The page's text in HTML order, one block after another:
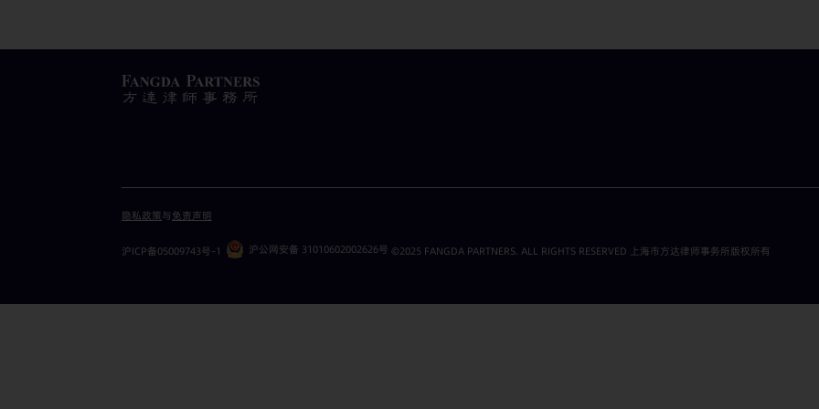
隐私政策与免责声明
沪ICP备05009743号-1 沪公网安备 31010602002626号 ©2025 FANGDA PARTNERS. ALL RIGHTS RESERVED 上海市方达律师事务所版权所有